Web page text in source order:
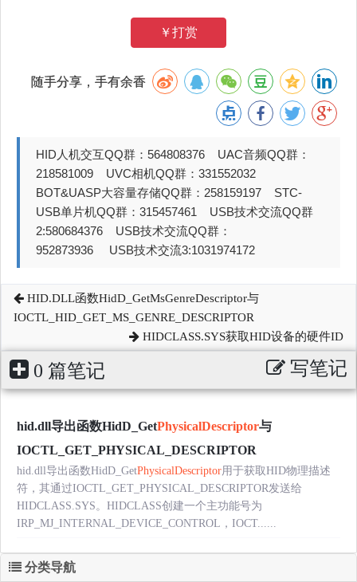
￥打赏
随手分享，手有余香
HID人机交互QQ群：564808376 UAC音频QQ群：
218581009 UVC相机QQ群：331552032
BOT&UASP大容量存储QQ群：258159197 STC-
USB单片机QQ群：315457461 USB技术交流QQ群
2:580684376 USB技术交流QQ群：
952873936 USB技术交流3:1031974172
HID.DLL函数HidD_GetMsGenreDescriptor与
IOCTL_HID_GET_MS_GENRE_DESCRIPTOR
HIDCLASS.SYS获取HID设备的硬件ID
0 篇笔记 写笔记
hid.dll导出函数HidD_GetPhysicalDescriptor与
IOCTL_GET_PHYSICAL_DESCRIPTOR
hid.dll导出函数HidD_GetPhysicalDescriptor用于获取HID物理描述
符，其通过IOCTL_GET_PHYSICAL_DESCRIPTOR发送给
HIDCLASS.SYS。HIDCLASS创建一个主功能号为
IRP_MJ_INTERNAL_DEVICE_CONTROL，IOCT......
分类导航